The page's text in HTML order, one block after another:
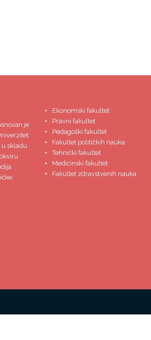
je
u skladu
Ekonomski fakultet
Pravni fakultet
Pedagoški fakultet
Fakultet političkih nauka
Tehnički fakultet
Medicinski fakultet
Fakultet zdravstvenih nauka